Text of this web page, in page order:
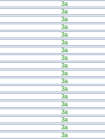
За
За
За
За
За
За
За
За
За
За
За
За
За
За
За
За
За
За